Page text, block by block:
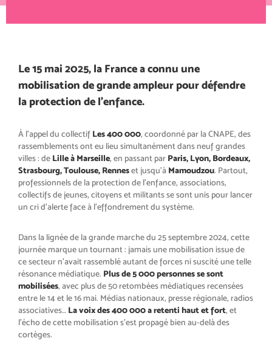
Le 15 mai 2025, la France a connu une
mobilisation de grande ampleur pour défendre
la protection de l’enfance.
À l’appel du collectif Les 400 000, coordonné par la CNAPE, des
rassemblements ont eu lieu simultanément dans neuf grandes
villes : de Lille à Marseille, en passant par Paris, Lyon, Bordeaux,
Strasbourg, Toulouse, Renneset jusqu’à Mamoudzou. Partout,
professionnels de la protection de l’enfance, associations,
collectifs de jeunes, citoyens et militants se sont unis pour lancer
un cri d’alerte face à l’effondrement du système.
Dans la lignée de la grande marche du 25 septembre 2024, cette
journée marque un tournant : jamais une mobilisation issue de
ce secteur n’avait rassemblé autant de forces ni suscité une telle
résonance médiatique. Plus de 5 000 personnes se sont
mobilisées, avec plus de 50 retombées médiatiques recensées
entre le 14 et le 16 mai. Médias nationaux, presse régionale, radios
associatives… La voix des 400 000 a retenti haut et fort, et
l’écho de cette mobilisation s’est propagé bien au-delà des
cortèges.